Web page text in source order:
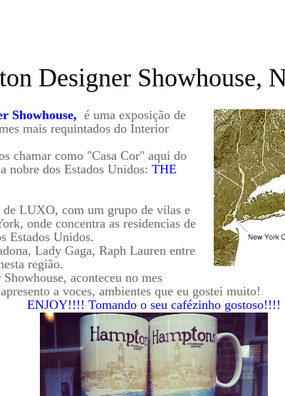
Designer Showhouse,
Showhouse, é uma exposição de
mais requintados do Interior
chamar como "Casa Cor" aqui do
nobre dos Estados Unidos: THE
de LUXO, com um grupo de vilas e
onde concentra as residencias de
Estados Unidos.
Lady Gaga, Raph Lauren entre
região.
aconteceu no mes
a voces, ambientes que eu gostei muito!
ENJOY!!!! Tomando o seu cafézinho gostoso!!!!